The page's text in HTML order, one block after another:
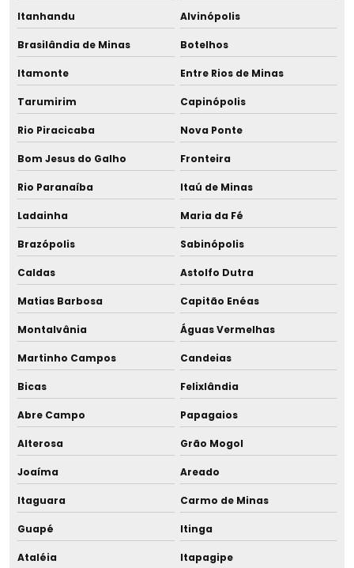
Projeto de sala de amamentação para eventos
Projeto de sala de amamentação para shopping center
Regeneração de coluna de deionizador
Resfriador de leite humano
Resfriador rápido para lactário
Resfriador rápido para leite
Revenda de equipamento para banco de leite
Sala de aleitamento para shopping
Sala de amamentação para empresas
Sala de amamentação para shopping
Sala de apoio à amamentação para eventos
Sala de apoio à amamentação para shopping
Itanhandu Alvinópolis
Brasilândia de Minas Botelhos
Itamonte Entre Rios de Minas
Tarumirim Capinópolis
Rio Piracicaba Nova Ponte
Bom Jesus do Galho Fronteira
Rio Paranaíba Itaú de Minas
Ladainha Maria da Fé
Brazópolis Sabinópolis
Caldas Astolfo Dutra
Matias Barbosa Capitão Enéas
Montalvânia Águas Vermelhas
Martinho Campos Candeias
Bicas Felixlândia
Abre Campo Papagaios
Alterosa Grão Mogol
Joaíma Areado
Itaguara Carmo de Minas
Guapé Itinga
Ataléia Itapagipe